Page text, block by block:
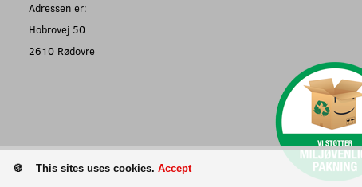
Adressen er:
Hobrovej 50
2610 Rødovre
This sites uses cookies. Accept